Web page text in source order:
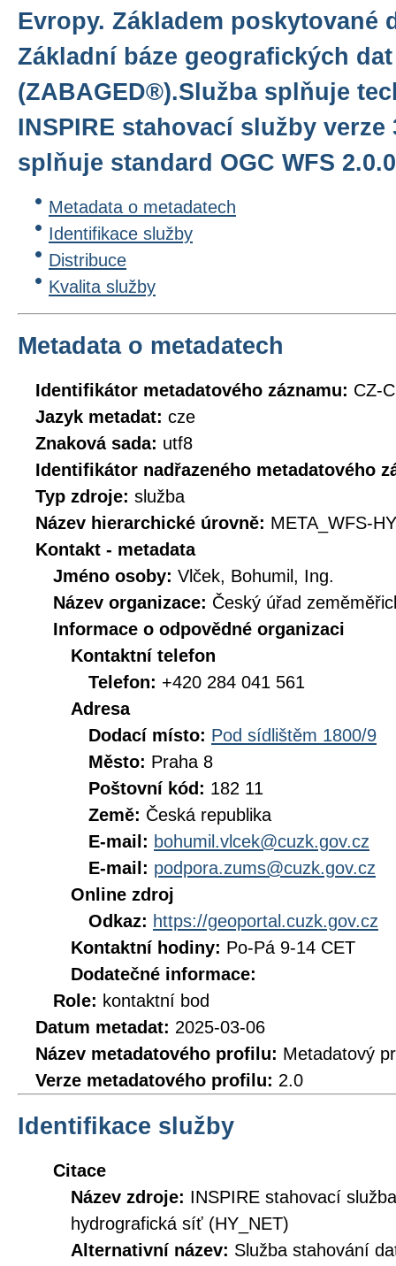
Evropy. Základem poskytované
Základní báze geografických
(ZABAGED®).Služba splňuje
INSPIRE stahovací služby verze
splňuje standard OGC WFS
Metadata o metadatech
Identifikace služby
Distribuce
Kvalita služby
Metadata o metadatech
Identifikátor metadatového záznamu: CZ-
Jazyk metadat: cze
Znaková sada: utf8
Identifikátor nadřazeného metadatového
Typ zdroje: služba
Název hierarchické úrovně: META_WFS-
Kontakt - metadata
Jméno osoby: Vlček, Bohumil, Ing.
Název organizace: Český úřad
Informace o odpovědné organizaci
Kontaktní telefon
Telefon: +420 284 041 561
Adresa
Dodací místo: Pod sídlištěm 1800/9
Město: Praha 8
Poštovní kód: 182 11
Země: Česká republika
E-mail: bohumil.vlcek@cuzk.gov.cz
E-mail: podpora.zums@cuzk.gov.cz
Online zdroj
Odkaz: https://geoportal.cuzk.gov.cz
Kontaktní hodiny: Po-Pá 9-14 CET
Dodatečné informace:
Role: kontaktní bod
Datum metadat: 2025-03-06
Název metadatového profilu: Metadatový
Verze metadatového profilu: 2.0
Identifikace služby
Citace
Název zdroje: INSPIRE stahovací
hydrografická síť (HY_NET)
Alternativní název: Služba stahování